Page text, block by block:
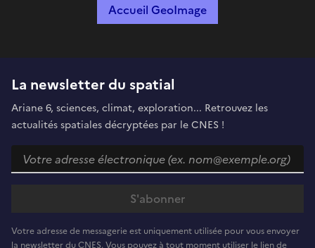
Accueil GeoImage
La newsletter du spatial
Ariane 6, sciences, climat, exploration... Retrouvez les
actualités spatiales décryptées par le CNES !
Votre adresse de messagerie est uniquement utilisée pour vous envoyer
la newsletter du CNES. Vous pouvez à tout moment utiliser le lien de